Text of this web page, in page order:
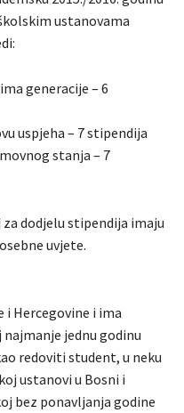
ustanovama
generacije – 6
uspjeha – 7 stipendija
stanja – 7
dodjelu stipendija imaju
uvjete.
i Hercegovine i ima
jednu godinu
redoviti student, u neku
ustanovi u Bosni i
bez ponavljanja godine